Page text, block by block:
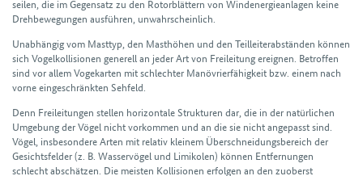
seilen, die im Gegen­satz zu den Rotor­blättern von Wind­energie­anlagen keine
Dreh­bewegungen aus­führen, unwahr­scheinlich.
Unabhängig vom Masttyp, den Mast­höhen und den Teil­leiter­abständen können
sich Vogel­kollisionen generell an jeder Art von Frei­leitung ereignen. Betroffen
sind vor allem Vogekarten mit schlechter Manövrier­fähig­keit bzw. einem nach
vorne einge­schränkten Sehfeld.
Denn Frei­leitungen stellen horizontale Strukturen dar, die in der natür­lichen
Umgebung der Vögel nicht vorkommen und an die sie nicht angepasst sind.
Vögel, insbesondere Arten mit relativ kleinem Über­schneidungs­bereich der
Gesichts­felder (z. B. Wasser­vögel und Limikolen) können Entfernungen
schlecht abschätzen. Die meisten Kollisionen erfolgen an den zuoberst